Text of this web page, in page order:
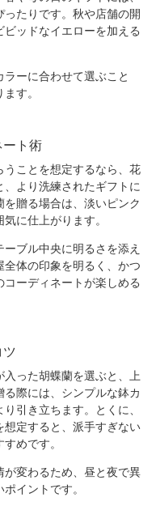
たりです。秋や店舗の開
ッドなイエローを加える
ーに合わせて選ぶこと
す。
ート術
ことを想定するなら、花
より洗練されたギフトに
贈る場合は、淡いピンク
に仕上がります。
ブル中央に明るさを添え
体の印象を明るく、かつ
ーディネートが楽しめる
ツ
った胡蝶蘭を選ぶと、上
際には、シンプルな鉢カ
引き立ちます。とくに、
定すると、派手すぎない
めです。
が変わるため、昼と夜で異
イントです。